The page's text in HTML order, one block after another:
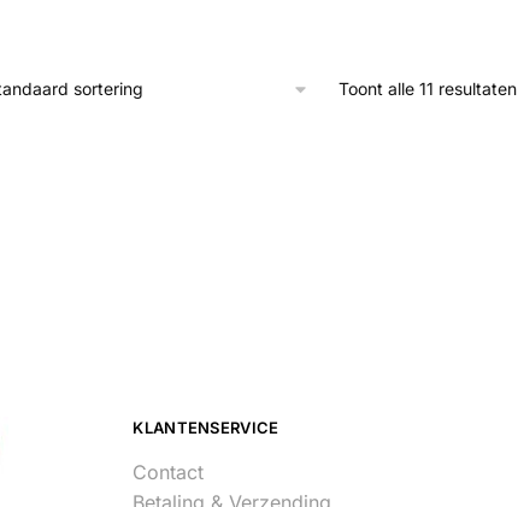
Toont alle 11 resultaten
KLANTENSERVICE
Contact
Betaling & Verzending